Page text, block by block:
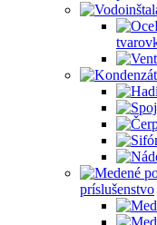
príslušenstvo